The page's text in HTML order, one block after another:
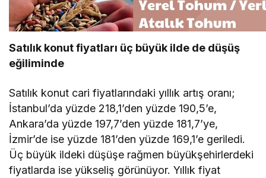
Satılık konut fiyatları üç büyük ilde de düşüş
eğiliminde
Satılık konut cari fiyatlarındaki yıllık artış oranı;
İstanbul’da yüzde 218,1’den yüzde 190,5’e,
Ankara’da yüzde 197,7’den yüzde 181,7’ye,
İzmir’de ise yüzde 181’den yüzde 169,1’e geriledi.
Üç büyük ildeki düşüşe rağmen büyükşehirlerdeki
fiyatlarda ise yükseliş görünüyor. Yıllık fiyat